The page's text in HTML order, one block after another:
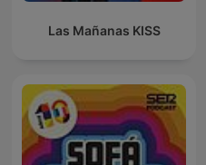
Las Mañanas KISS